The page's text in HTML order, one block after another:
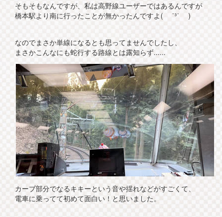
そもそもなんですが、私は高野線ユーザーではあるんですが
橋本駅より南に行ったことが無かったんですよ( ˙³˙ )
なのでまさか単線になるとも思ってませんでしたし、
まさかこんなにも蛇行する路線とは露知らず......
カーブ部分でなるキキーという音や揺れなどがすごくて、
電車に乗ってて初めて面白い！と思いました。